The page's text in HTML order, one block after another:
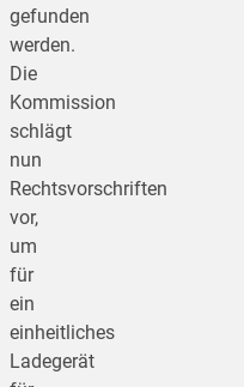
gefunden
werden.
Die
Kommission
schlägt
nun
Rechtsvorschriften
vor,
um
für
ein
einheitliches
Ladegerät